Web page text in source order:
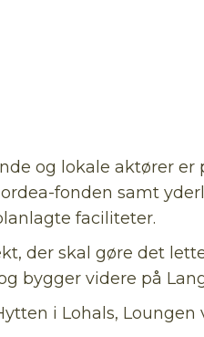
og lokale aktører
fonden samt
faciliteter.
der skal gøre det
bygger videre på
i Lohals,